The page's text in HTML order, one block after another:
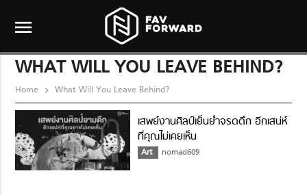
menu
WHAT WILL YOU LEAVE BEHIND?
Home What Will You Leave Behind?
เสพย์งานศิลป์เย็นย่ำจรดดึก อีกเสน่ห์
ที่คุณไม่เคยเห็น
Art nomad609